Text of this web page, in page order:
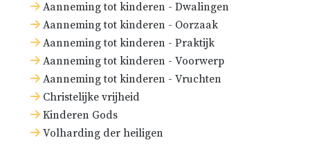
Aanneming tot kinderen - Dwalingen
Aanneming tot kinderen - Oorzaak
Aanneming tot kinderen - Praktijk
Aanneming tot kinderen - Voorwerp
Aanneming tot kinderen - Vruchten
Christelijke vrijheid
Kinderen Gods
Volharding der heiligen